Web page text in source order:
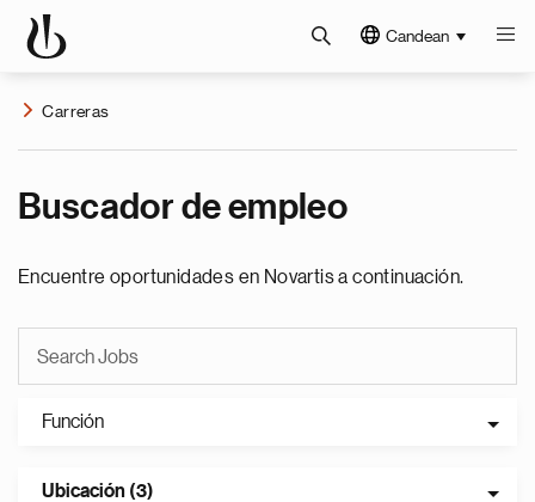
Candean
Carreras
Buscador de empleo
Encuentre oportunidades en Novartis a continuación.
Función
Ubicación (3)